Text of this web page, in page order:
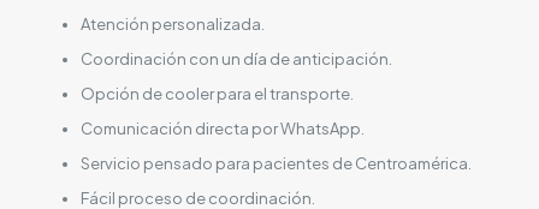
Atención personalizada.
Coordinación con un día de anticipación.
Opción de cooler para el transporte.
Comunicación directa por WhatsApp.
Servicio pensado para pacientes de Centroamérica.
Fácil proceso de coordinación.